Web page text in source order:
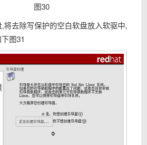
图30
将去除写保护的空白软盘放入软驱中,
图31